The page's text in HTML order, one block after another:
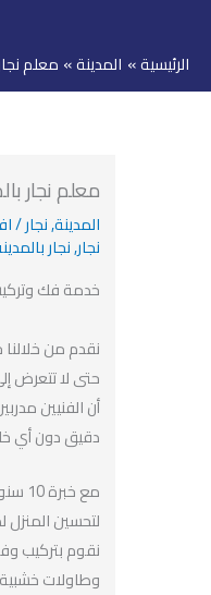
المدينة معلم نجار بالمدينة
معلم نجار بالمدينة
المدينة,نجار/افضل
نجار بالمدينة
خدمة فك وتركيب
نقدم من خلالنا
حتى لا تتعرض إلى
أن الفنيين
دقيق دون أي خلل
مع خبرة 10 سنوات ، فإن
لتحسين المنزل
نقوم بتركيب وفك
وطاولات خشبية